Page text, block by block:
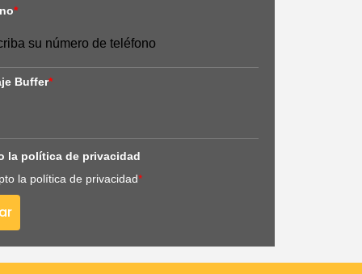
*
Buffer*
la política de privacidad
la política de privacidad*